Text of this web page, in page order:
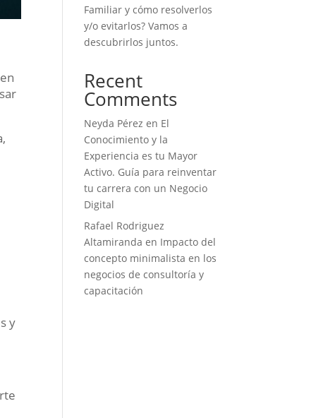
y
Familiar y cómo resolverlos
y/o evitarlos? Vamos a
descubrirlos juntos.
Recent
Comments
Neyda Pérez en El
Conocimiento y la
Experiencia es tu Mayor
Activo. Guía para reinventar
tu carrera con un Negocio
Digital
Rafael Rodriguez
Altamiranda en Impacto del
concepto minimalista en los
negocios de consultoría y
capacitación